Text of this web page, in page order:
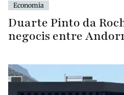
Economia
Duarte Pinto da
negocis entre